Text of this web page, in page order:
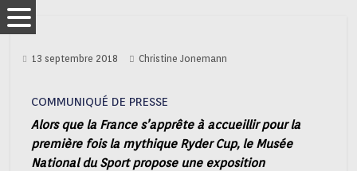
13 septembre 2018 Christine Jonemann
COMMUNIQUÉ DE PRESSE
Alors que la France s’apprête à accueillir pour la
première fois la mythique Ryder Cup, le Musée
National du Sport propose une exposition